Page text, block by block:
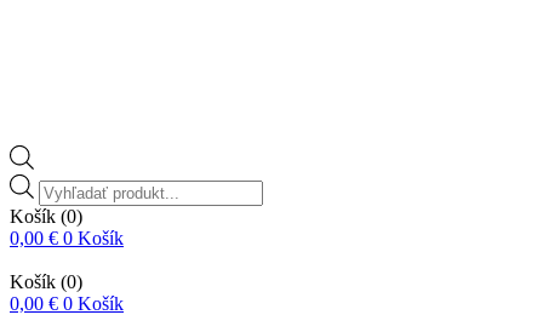
Vyhľadávanie
produktov
Košík (0)
0,00 € 0 Košík
Košík (0)
0,00 € 0 Košík